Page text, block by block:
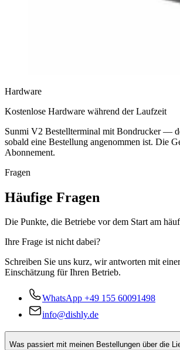
Hardware
Kostenlose Hardware während der Laufzeit
Sunmi V2 Bestellterminal mit Bondrucker —
sobald eine Bestellung angenommen ist. Die
Abonnement.
Fragen
Häufige Fragen
Die Punkte, die Betriebe vor dem Start am
Ihre Frage ist nicht dabei?
Schreiben Sie uns kurz, wir antworten mit
Einschätzung für Ihren Betrieb.
WhatsApp +49 155 60091498
info@dishly.de
Was passiert mit meinen Bestellungen über die